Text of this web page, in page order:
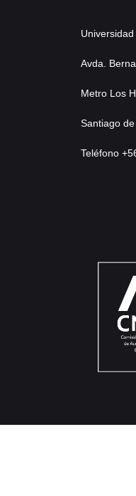
Avda.
Metro Los
Santiago
Teléfono